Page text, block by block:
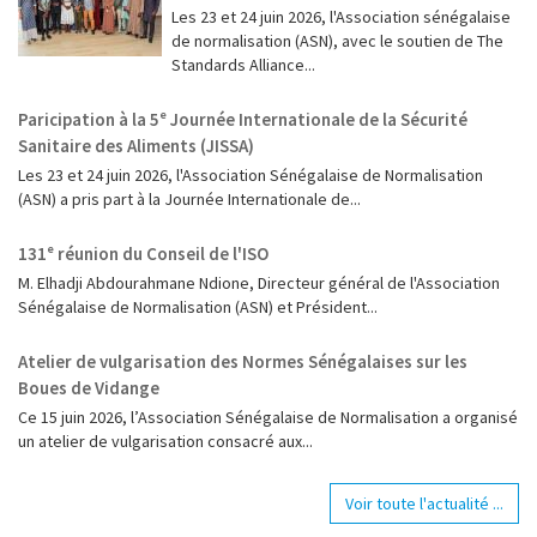
Les 23 et 24 juin 2026, l'Association sénégalaise
de normalisation (ASN), avec le soutien de The
Standards Alliance...
Paricipation à la 5ᵉ Journée Internationale de la Sécurité
Sanitaire des Aliments (JISSA)
‎Les 23 et 24 juin 2026, l'Association Sénégalaise de Normalisation
(ASN) a pris part à la Journée Internationale de...
131ᵉ réunion du Conseil de l'ISO
M. Elhadji Abdourahmane Ndione, Directeur général de l'Association
Sénégalaise de Normalisation (ASN) et Président...
Atelier de vulgarisation des Normes Sénégalaises sur les
Boues de Vidange
Ce 15 juin 2026, l’Association Sénégalaise de Normalisation a organisé
un atelier de vulgarisation consacré aux...
Voir toute l'actualité ...